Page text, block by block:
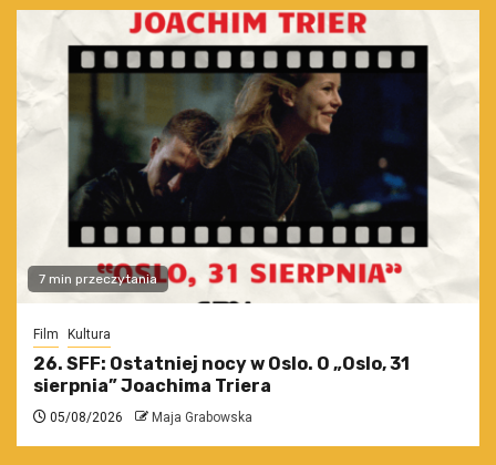
7 min przeczytania
Film Kultura
26. SFF: Ostatniej nocy w Oslo. O „Oslo, 31
sierpnia” Joachima Triera
05/08/2026 Maja Grabowska